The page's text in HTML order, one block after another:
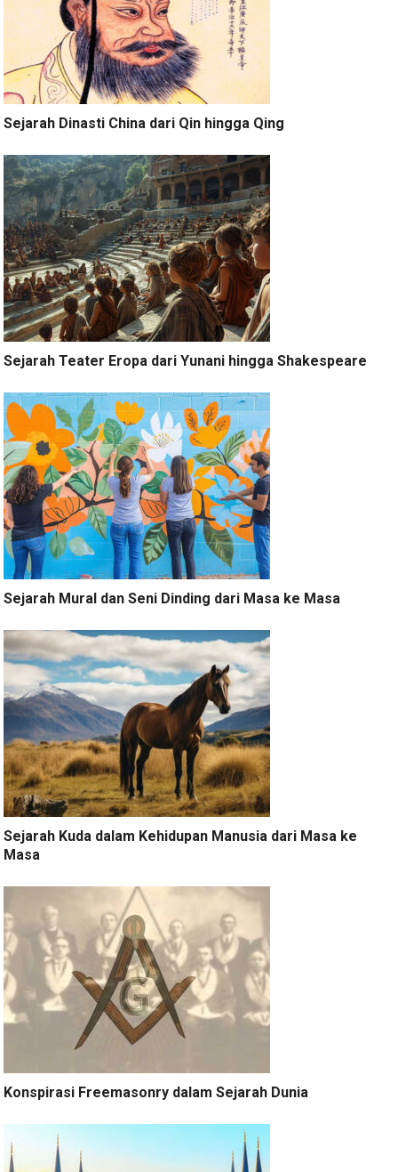
Sejarah Dinasti China dari Qin hingga Qing
Sejarah Teater Eropa dari Yunani hingga Shakespeare
Sejarah Mural dan Seni Dinding dari Masa ke Masa
Sejarah Kuda dalam Kehidupan Manusia dari Masa ke
Masa
Konspirasi Freemasonry dalam Sejarah Dunia